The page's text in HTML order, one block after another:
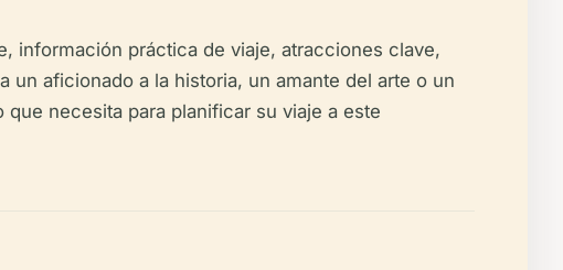
información práctica de viaje, atracciones clave,
aficionado a la historia, un amante del arte o un
necesita para planificar su viaje a este